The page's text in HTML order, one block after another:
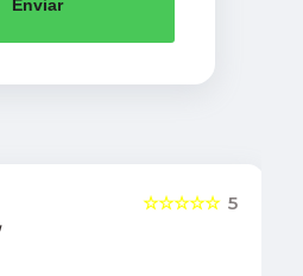
Enviar
5
☆☆☆☆☆